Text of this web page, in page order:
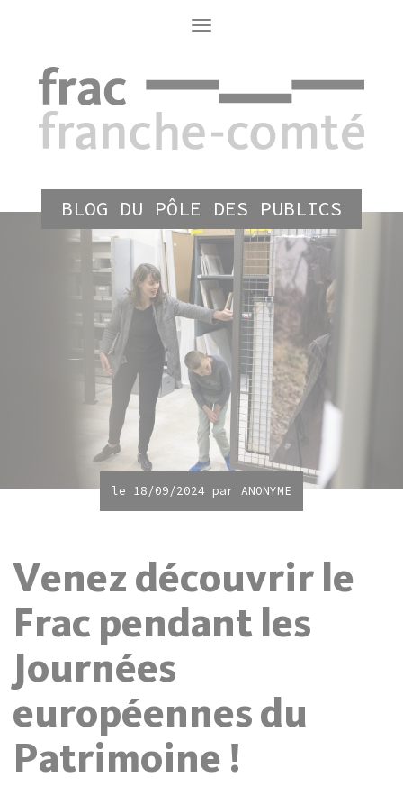
Toggle
navigation
BLOG DU PÔLE DES PUBLICS
le 18/09/2024 par ANONYME
Venez découvrir le
Frac pendant les
Journées
européennes du
Patrimoine !